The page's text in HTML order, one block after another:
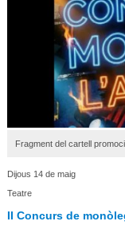
Fragment del cartell
Dijous 14 de maig
Teatre
II Concurs de